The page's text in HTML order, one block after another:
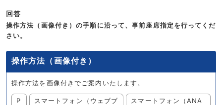
回答
操作方法（画像付き）の手順に沿って、事前座席指定を行ってくだ
さい。
操作方法（画像付き）
操作方法を画像付きでご案内いたします。
P
スマートフォン（ウェブブ
スマートフォン（ANA